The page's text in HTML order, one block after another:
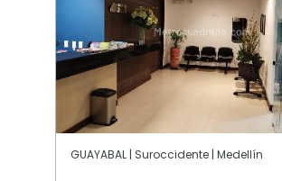
GUAYABAL | Suroccidente | Medellín